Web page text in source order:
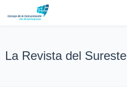
La Revista del Sureste